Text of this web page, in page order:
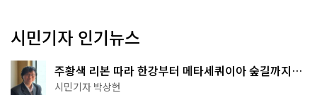
시민기자 인기뉴스
주황색 리본 따라 한강부터 메타세쿼이아 숲길까지…
서울둘레길 15코스
시민기자 박상현